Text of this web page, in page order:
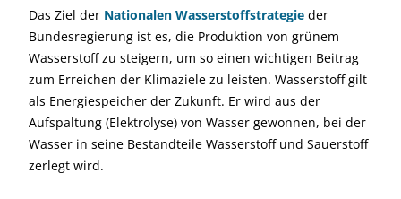
Das Ziel der Nationalen Wasserstoffstrategie der
Bundesregierung ist es, die Produktion von grünem
Wasserstoff zu steigern, um so einen wichtigen Beitrag
zum Erreichen der Klimaziele zu leisten. Wasserstoff gilt
als Energiespeicher der Zukunft. Er wird aus der
Aufspaltung (Elektrolyse) von Wasser gewonnen, bei der
Wasser in seine Bestandteile Wasserstoff und Sauerstoff
zerlegt wird.